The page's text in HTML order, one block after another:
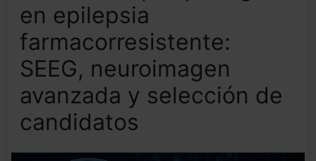
en epilepsia
farmacorresistente:
SEEG, neuroimagen
avanzada y selección de
candidatos